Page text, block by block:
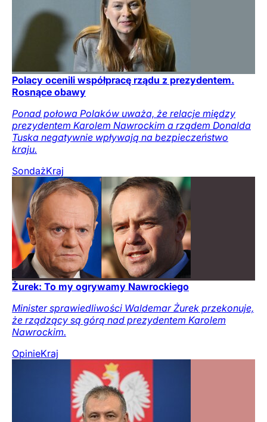
Polacy ocenili współpracę rządu z prezydentem.
Rosnące obawy
Ponad połowa Polaków uważa, że relacje między
prezydentem Karolem Nawrockim a rządem Donalda
Tuska negatywnie wpływają na bezpieczeństwo
kraju.
SondażKraj
Żurek: To my ogrywamy Nawrockiego
Minister sprawiedliwości Waldemar Żurek przekonuje,
że rządzący są górą nad prezydentem Karolem
Nawrockim.
OpinieKraj